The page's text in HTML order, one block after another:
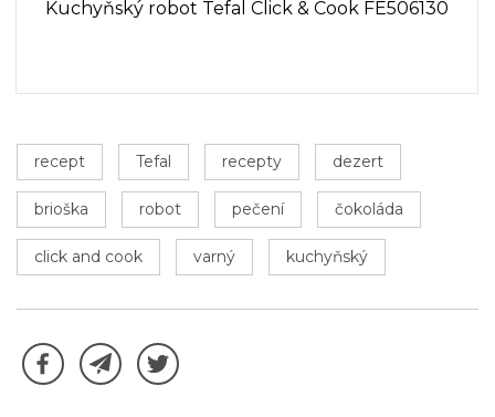
Kuchyňský robot Tefal Click & Cook FE506130
recept Tefal recepty dezert
brioška robot pečení čokoláda
click and cook varný kuchyňský